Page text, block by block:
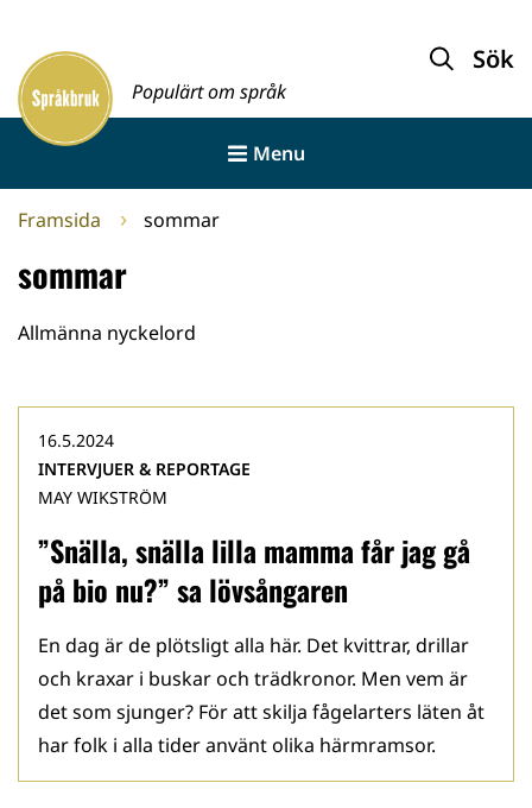
innehållet
Framsida
Populärt om språk
Sök
Menu
Framsida sommar
sommar
Allmänna nyckelord
”Snälla, snälla lilla mamma får jag gå
på bio nu?” sa lövsångaren
16.5.2024
INTERVJUER & REPORTAGE
MAY WIKSTRÖM
En dag är de plötsligt alla här. Det kvittrar, drillar
och kraxar i buskar och trädkronor. Men vem är
det som sjunger? För att skilja fågelarters läten åt
har folk i alla tider använt olika härmramsor.